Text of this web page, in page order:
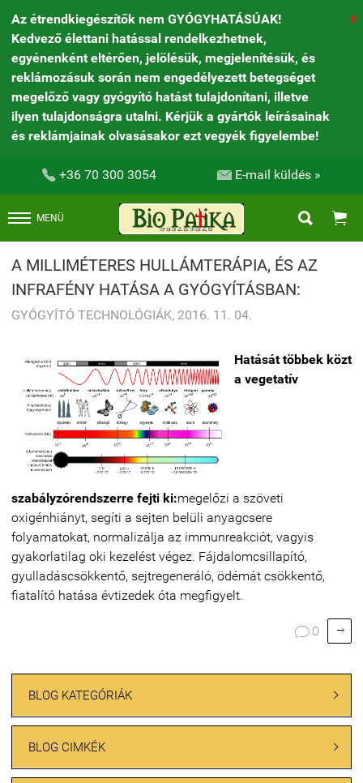
Az étrendkiegészítők nem GYÓGYHATÁSÚAK!
Kedvező élettani hatással rendelkezhetnek,
egyénenként eltérően, jelölésük, megjelenítésük, és
reklámozásuk során nem engedélyezett betegséget
megelőző vagy gyógyító hatást tulajdonítani, illetve
ilyen tulajdonságra utalni. Kérjük a gyártók leírásainak
és reklámjainak olvasásakor ezt vegyék figyelembe!
X
 +36 70 300 3054  E-mail küldés »
MENÜ  
A MILLIMÉTERES HULLÁMTERÁPIA, ÉS AZ
INFRAFÉNY HATÁSA A GYÓGYÍTÁSBAN:
GYÓGYÍTÓ TECHNOLÓGIÁK, 2016. 11. 04.
Hatását többek közt
a vegetatív
szabályzórendszerre fejti ki:megelőzi a szöveti
oxigénhiányt, segíti a sejten belüli anyagcsere
folyamatokat, normalizálja az immunreakciót, vagyis
gyakorlatilag oki kezelést végez. Fájdalomcsillapító,
gyulladáscsökkentő, sejtregeneráló, ödémát csökkentő,
fiatalító hatása évtizedek óta megfigyelt.
 0 
BLOG KATEGÓRIÁK 
BLOG CIMKÉK 